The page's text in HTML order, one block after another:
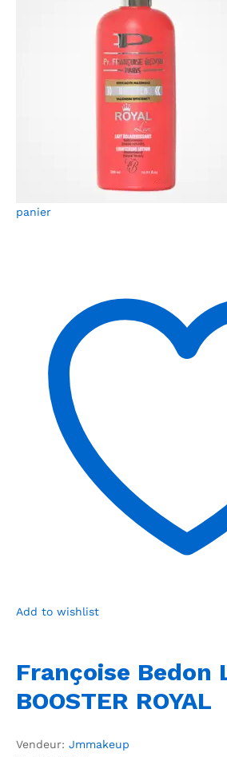
panier
Add to wishlist
Françoise Bedon
BOOSTER ROYAL
Vendeur: Jmmakeup